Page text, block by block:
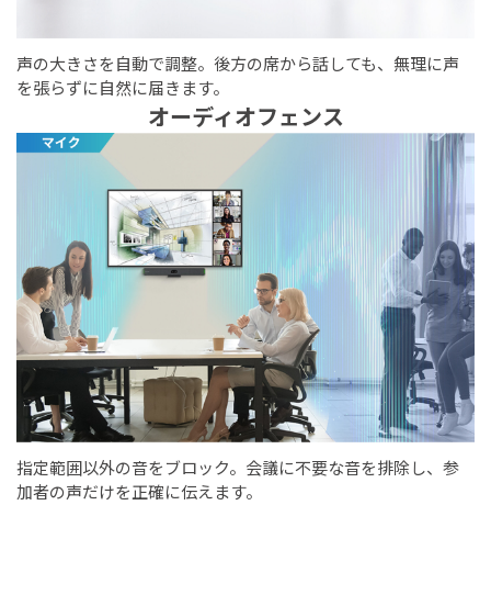
声の大きさを自動で調整。後方の席から話しても、無理に声
を張らずに自然に届きます。
オーディオフェンス
指定範囲以外の音をブロック。会議に不要な音を排除し、参
加者の声だけを正確に伝えます。